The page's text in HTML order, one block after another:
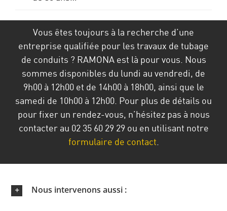
Vous êtes toujours à la recherche d’une
entreprise qualifiée pour les travaux de tubage
de conduits ? RAMONA est là pour vous. Nous
sommes disponibles du lundi au vendredi, de
9h00 à 12h00 et de 14h00 à 18h00, ainsi que le
samedi de 10h00 à 12h00. Pour plus de détails ou
pour fixer un rendez-vous, n’hésitez pas à nous
contacter au 02 35 60 29 29 ou en utilisant notre
formulaire de contact.
Nous intervenons aussi :